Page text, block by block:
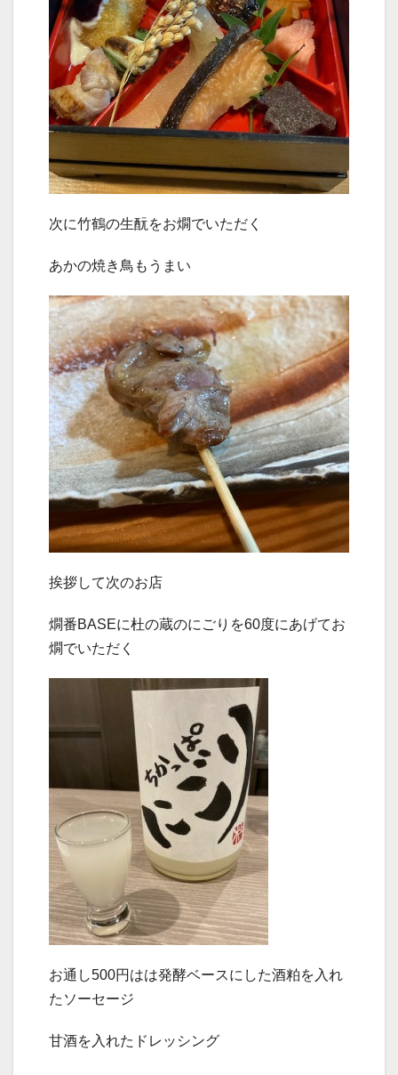
次に竹鶴の生酛をお燗でいただく
あかの焼き鳥もうまい
挨拶して次のお店
燗番BASEに杜の蔵のにごりを60度にあげてお
燗でいただく
お通し500円はは発酵ベースにした酒粕を入れ
たソーセージ
甘酒を入れたドレッシング